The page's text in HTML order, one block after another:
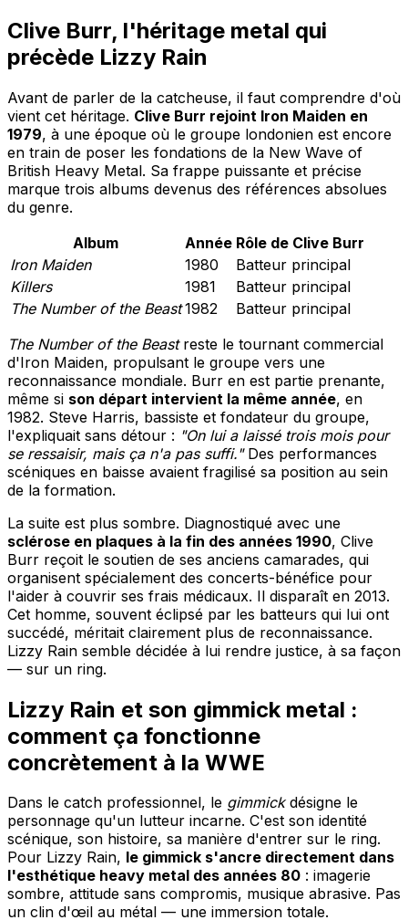
Clive Burr, l'héritage metal qui
précède Lizzy Rain
Avant de parler de la catcheuse, il faut comprendre d'où
vient cet héritage. Clive Burr rejoint Iron Maiden en
1979, à une époque où le groupe londonien est encore
en train de poser les fondations de la New Wave of
British Heavy Metal. Sa frappe puissante et précise
marque trois albums devenus des références absolues
du genre.
Album
Année Rôle de Clive Burr
Iron Maiden
1980
Batteur principal
Killers
1981
Batteur principal
The Number of the Beast 1982
Batteur principal
The Number of the Beastreste le tournant commercial
d'Iron Maiden, propulsant le groupe vers une
reconnaissance mondiale. Burr en est partie prenante,
même si son départ intervient la même année, en
1982. Steve Harris, bassiste et fondateur du groupe,
l'expliquait sans détour : "On lui a laissé trois mois pour
se ressaisir, mais ça n'a pas suffi."Des performances
scéniques en baisse avaient fragilisé sa position au sein
de la formation.
La suite est plus sombre. Diagnostiqué avec une
sclérose en plaques à la fin des années 1990, Clive
Burr reçoit le soutien de ses anciens camarades, qui
organisent spécialement des concerts-bénéfice pour
l'aider à couvrir ses frais médicaux. Il disparaît en 2013.
Cet homme, souvent éclipsé par les batteurs qui lui ont
succédé, méritait clairement plus de reconnaissance.
Lizzy Rain semble décidée à lui rendre justice, à sa façon
— sur un ring.
Lizzy Rain et son gimmick metal :
comment ça fonctionne
concrètement à la WWE
Dans le catch professionnel, le gimmickdésigne le
personnage qu'un lutteur incarne. C'est son identité
scénique, son histoire, sa manière d'entrer sur le ring.
Pour Lizzy Rain, le gimmick s'ancre directement dans
l'esthétique heavy metal des années 80 : imagerie
sombre, attitude sans compromis, musique abrasive. Pas
un clin d'œil au métal — une immersion totale.